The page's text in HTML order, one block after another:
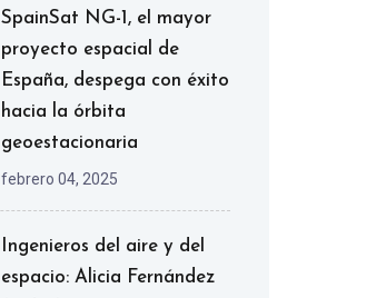
SpainSat NG-1, el mayor
proyecto espacial de
España, despega con éxito
hacia la órbita
geoestacionaria
febrero 04, 2025
Ingenieros del aire y del
espacio: Alicia Fernández